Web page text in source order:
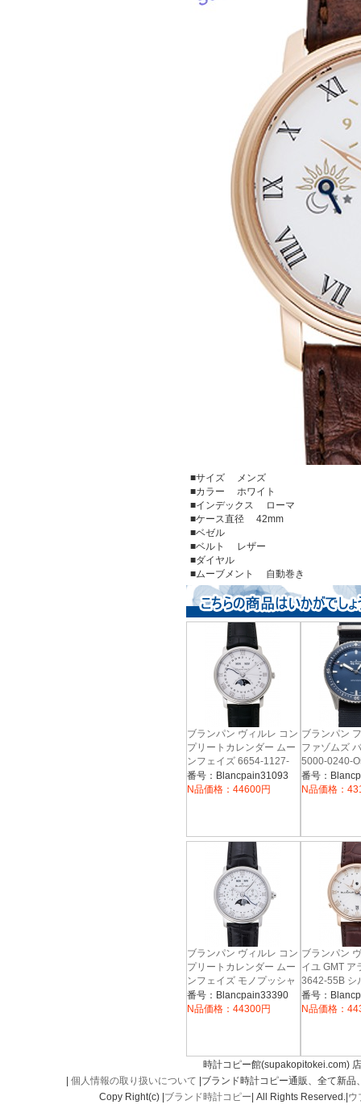
■サイズ メンズ
■カラー ホワイト
■インデックス ローマ
■ケース直径 42mm
■ベゼル
■ベルト レザー
■ダイヤル
■ムーブメント 自動巻き
ブランパン ヴィルレ コン
プリートカレンダー ムー
ンフェイズ 6654-1127-
55B ホワイト 31093
番号：Blancpain31093
N品価格：44600円
ブランパン
ファゾムズ
5000-0240-
38051
番号：
N品価格：
ブランパン ヴィルレ コン
プリートカレンダー ムー
ンフェイズ モノプッシャ
ー クロノグラフ 6685-
1127-55B ホワイト
番号：Blancpain33390
N品価格：44300円
ブランパン
イユ GMT ア
3642-55B シ
37203
番号：
N品価格：
時計コピー館(supakopitokei.com)
個人情報の取り扱いについて |ブランド時計コピー通販、全て新
Copy Right(c) | ブランド時計コピー | All Rights Reserved.| ウ